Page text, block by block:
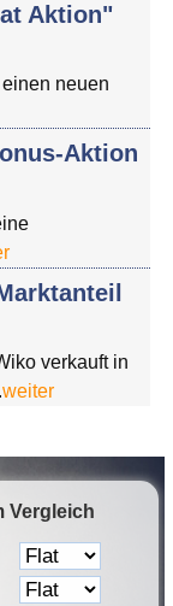
Aktion"
neuen
Aktion
verkauft in
weiter
Vergleich